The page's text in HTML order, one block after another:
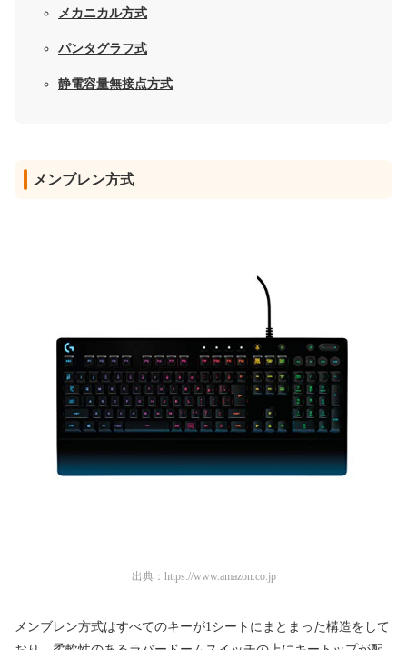
メカニカル方式
パンタグラフ式
静電容量無接点方式
メンブレン方式
出典： https://www.amazon.co.jp
メンブレン方式はすべてのキーが1シートにまとまった構造をして